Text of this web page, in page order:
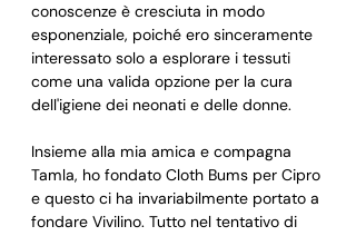
conoscenze è cresciuta in modo
esponenziale, poiché ero sinceramente
interessato solo a esplorare i tessuti
come una valida opzione per la cura
dell'igiene dei neonati e delle donne.
Insieme alla mia amica e compagna
Tamla, ho fondato Cloth Bums per Cipro
e questo ci ha invariabilmente portato a
fondare Vivilino. Tutto nel tentativo di